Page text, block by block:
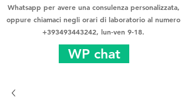
Whatsapp per avere una consulenza personalizzata,
oppure chiamaci negli orari di laboratorio al numero
+393493443242, lun-ven 9-18.
WP chat